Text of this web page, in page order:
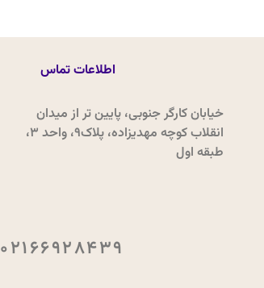
اطلاعات تماس
خیابان کارگر جنوبی، پایین تر از میدان
انقلاب کوچه مهدیزاده، پلاک9، واحد 3،
طبقه اول
02166928439